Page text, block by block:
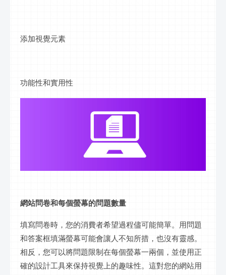
添加視覺元素
功能性和實用性
網站問卷和每個螢幕的問題數量
填寫問卷時，您的消費者希望過程儘可能簡單。用問題
和答案框填滿螢幕可能會讓人不知所措，也沒有靈感。
相反，您可以將問題限制在每個螢幕一兩個，並使用正
確的設計工具來保持視覺上的趣味性。這對您的網站用